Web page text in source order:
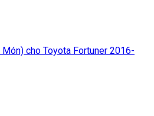
cho Toyota Fortuner 2016-